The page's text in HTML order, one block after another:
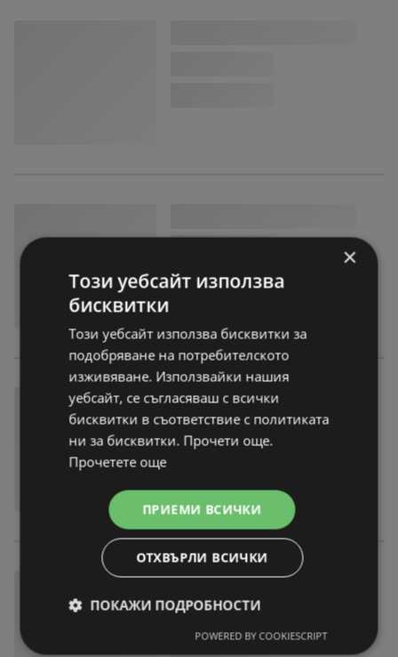
×
Този уебсайт използва
бисквитки
Този уебсайт използва бисквитки за
подобряване на потребителското
изживяване. Използвайки нашия
уебсайт, се съгласяваш с всички
бисквитки в съответствие с политиката
ни за бисквитки. Прочети още.
Прочетете още
ПРИЕМИ ВСИЧКИ
ОТХВЪРЛИ ВСИЧКИ
ПОКАЖИ ПОДРОБНОСТИ
POWERED BY COOKIESCRIPT